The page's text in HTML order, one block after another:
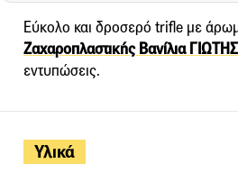
Υλικά
Εύκολο και δροσερό trifle με
Ζαχαροπλαστικής Βανίλια ΓΙΩΤΗΣ
εντυπώσεις.